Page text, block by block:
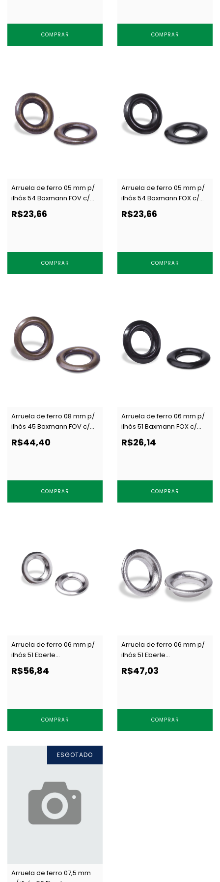
COMPRAR COMPRAR
Arruela de ferro 05 mm p/
ilhós 54 Baxmann FOV c/
1000 un
R$23,66
COMPRAR
Arruela de ferro 05 mm p/
ilhós 54 Baxmann FOX c/
1000 un
R$23,66
COMPRAR
Arruela de ferro 08 mm p/
ilhós 45 Baxmann FOV c/
1000 un
R$44,40
COMPRAR
Arruela de ferro 06 mm p/
ilhós 51 Baxmann FOX c/
1000 un
R$26,14
COMPRAR
Arruela de ferro 06 mm p/
ilhós 51 Eberle
AR.105.060.05.F NIQ c/ 1000
un
R$56,84
COMPRAR
Arruela de ferro 06 mm p/
ilhós 51 Eberle
AR.095.060.25.F NIQ c/ 1000
un
R$47,03
COMPRAR
ESGOTADO
Arruela de ferro 07,5 mm